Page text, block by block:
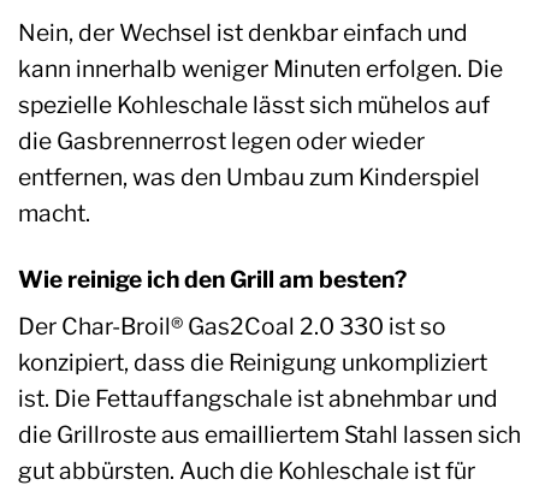
Nein, der Wechsel ist denkbar einfach und
kann innerhalb weniger Minuten erfolgen. Die
spezielle Kohleschale lässt sich mühelos auf
die Gasbrennerrost legen oder wieder
entfernen, was den Umbau zum Kinderspiel
macht.
Wie reinige ich den Grill am besten?
Der Char-Broil® Gas2Coal 2.0 330 ist so
konzipiert, dass die Reinigung unkompliziert
ist. Die Fettauffangschale ist abnehmbar und
die Grillroste aus emailliertem Stahl lassen sich
gut abbürsten. Auch die Kohleschale ist für